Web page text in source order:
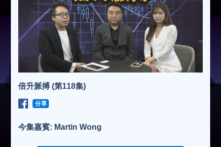
倍升脈搏 (第118集)
分享
今集嘉賓: Martin Wong